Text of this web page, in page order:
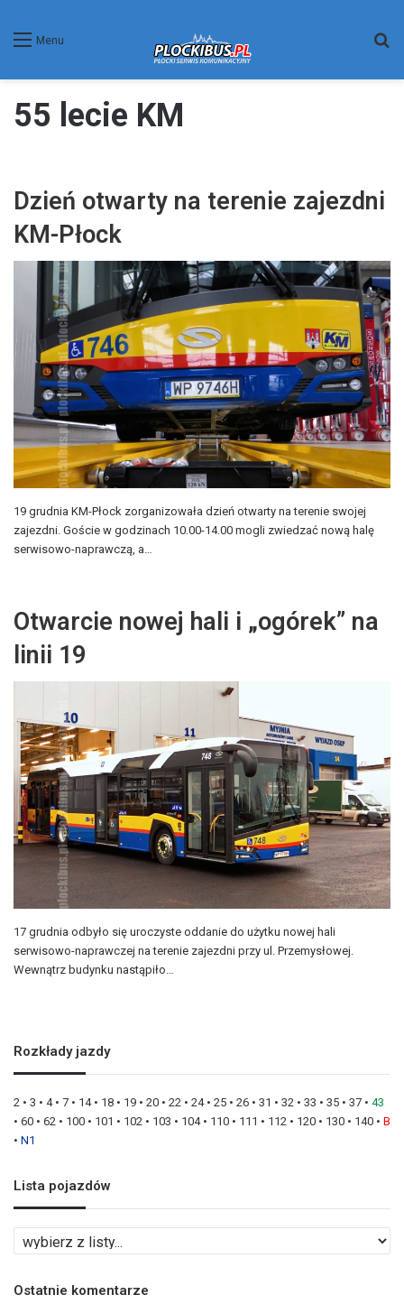
Menu
55 lecie KM
Dzień otwarty na terenie zajezdni
KM-Płock
19 grudnia KM-Płock zorganizowała dzień otwarty na terenie swojej
zajezdni. Goście w godzinach 10.00-14.00 mogli zwiedzać nową halę
serwisowo-naprawczą, a…
Otwarcie nowej hali i „ogórek” na
linii 19
17 grudnia odbyło się uroczyste oddanie do użytku nowej hali
serwisowo-naprawczej na terenie zajezdni przy ul. Przemysłowej.
Wewnątrz budynku nastąpiło…
Rozkłady jazdy
2 • 3 • 4• 7 • 14• 18 • 19 • 20 • 22 • 24• 25 • 26 • 31 • 32 • 33 • 35 • 37 • 43
• 60 • 62 • 100 • 101 • 102 • 103 • 104• 110 • 111 • 112 • 120 • 130 • 140 • B
• N1
Lista pojazdów
i
tOstatnie komentarze